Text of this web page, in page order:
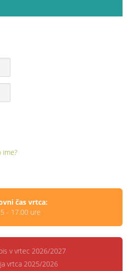
ime?
čas vrtca:
- 17.00 ure
v vrtec 2026/2027
vrtca 2025/2026